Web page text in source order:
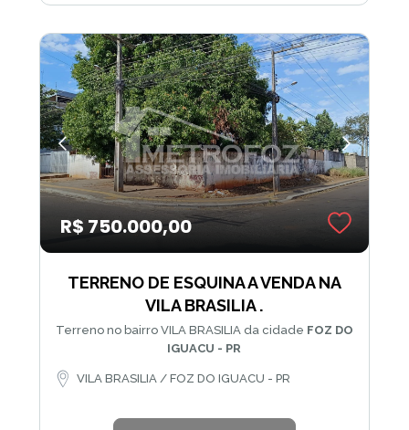
R$ 750.000,00
TERRENO DE ESQUINA A VENDA NA
VILA BRASILIA .
Terreno no bairro VILA BRASILIA da cidade FOZ DO
IGUACU - PR
VILA BRASILIA / FOZ DO IGUACU - PR